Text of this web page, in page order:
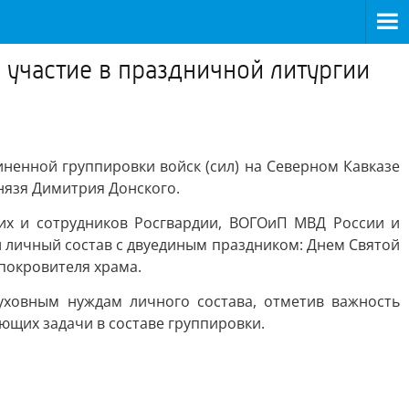
в праздничной литургии
группировки войск (сил) на Северном Кавказе
Димитрия Донского.
и сотрудников Росгвардии, ВОГОиП МВД России и
состав с двуединым праздником: Днем Святой
храма.
нуждам личного состава, отметив важность
задачи в составе группировки.